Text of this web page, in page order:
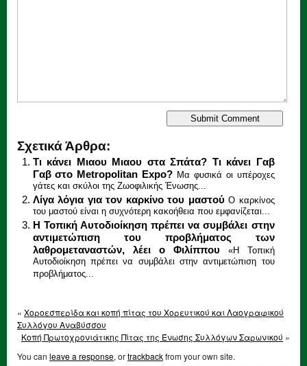
Σχετικά Άρθρα:
Τι κάνει Μιαου Μιαου στα Σπάτα? Τι κάνει Γαβ
Γαβ στο Metropolitan Expo? Μα φυσικά οι υπέροχες
γάτες και σκύλοι της Ζωοφιλικής Ένωσης...
Λίγα λόγια για τον καρκίνο του μαστού Ο καρκίνος
του μαστού είναι η συχνότερη κακοήθεια που εμφανίζεται...
Η Τοπική Αυτοδιοίκηση πρέπει να συμβάλει στην
αντιμετώπιση του προβλήματος των
λαθρομεταναστών, λέει ο Φιλίππου
«Η Τοπική
Αυτοδιοίκηση πρέπει να συμβάλει στην αντιμετώπιση του
προβλήματος...
« Χοροεσπερίδα και κοπή πίτας του Χορευτικού και Λαογραφικού
Συλλόγου Αναβύσσου
Κοπή Πρωτοχρονιάτικης Πίτας της Ένωσης Συλλόγων Σαρωνικού »
You can leave a response, ortrackbackfrom your own site.